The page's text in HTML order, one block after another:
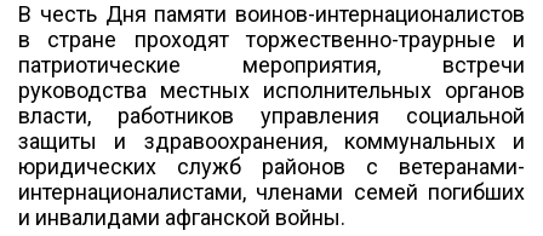
В честь Дня памяти воинов-интернационалистов
в стране проходят торжественно-траурные и
патриотические мероприятия, встречи
руководства местных исполнительных органов
власти, работников управления социальной
защиты и здравоохранения, коммунальных и
юридических служб районов с ветеранами-
интернационалистами, членами семей погибших
и инвалидами афганской войны.